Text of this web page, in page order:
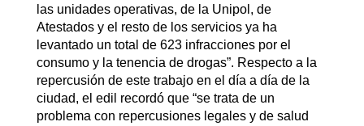
las unidades operativas, de la Unipol, de
Atestados y el resto de los servicios ya ha
levantado un total de 623 infracciones por el
consumo y la tenencia de drogas”. Respecto a la
repercusión de este trabajo en el día a día de la
ciudad, el edil recordó que “se trata de un
problema con repercusiones legales y de salud